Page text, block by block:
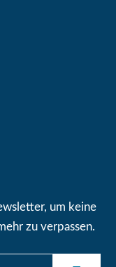
um keine
zu verpassen.